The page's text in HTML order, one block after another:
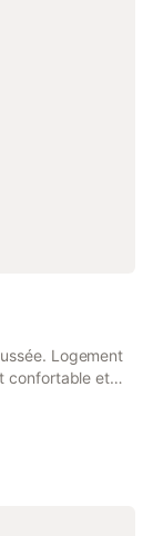
Logement
confortable et
les repas et TV.
cm). Pièce
Sortie sur le